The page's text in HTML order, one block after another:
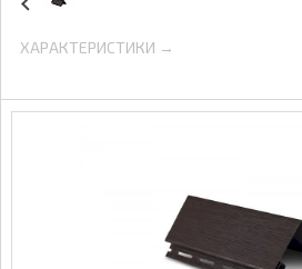
ХАРАКТЕРИСТИКИ →